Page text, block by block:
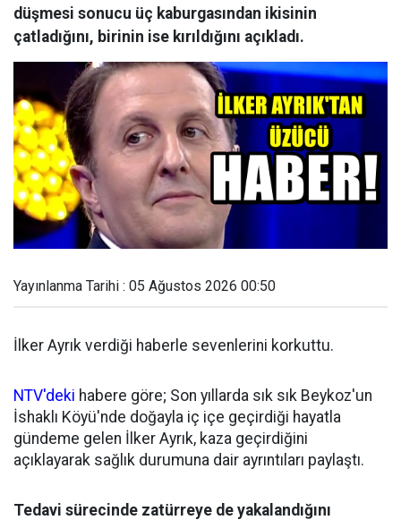
düşmesi sonucu üç kaburgasından ikisinin
çatladığını, birinin ise kırıldığını açıkladı.
Yayınlanma Tarihi : 05 Ağustos 2026 00:50
İlker Ayrık verdiği haberle sevenlerini korkuttu.
NTV'deki habere göre; Son yıllarda sık sık Beykoz'un
İshaklı Köyü'nde doğayla iç içe geçirdiği hayatla
gündeme gelen İlker Ayrık, kaza geçirdiğini
açıklayarak sağlık durumuna dair ayrıntıları paylaştı.
Tedavi sürecinde zatürreye de yakalandığını